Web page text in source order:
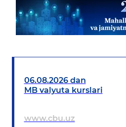
06.08.2026 dan
MB valyuta kurslari
www.cbu.uz